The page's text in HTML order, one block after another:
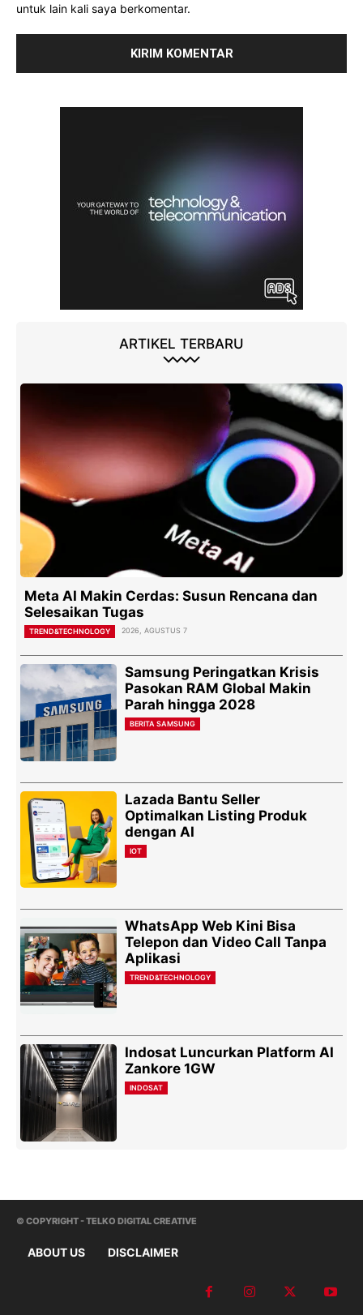
untuk lain kali saya berkomentar.
ARTIKEL TERBARU
Meta AI Makin Cerdas: Susun Rencana dan
Selesaikan Tugas
TREND&TECHNOLOGY 2026, AGUSTUS 7
Samsung Peringatkan Krisis
Pasokan RAM Global Makin
Parah hingga 2028
BERITA SAMSUNG
Lazada Bantu Seller
Optimalkan Listing Produk
dengan AI
IOT
WhatsApp Web Kini Bisa
Telepon dan Video Call Tanpa
Aplikasi
TREND&TECHNOLOGY
Indosat Luncurkan Platform AI
Zankore 1GW
INDOSAT
© COPYRIGHT - TELKO DIGITAL CREATIVE
ABOUT US DISCLAIMER